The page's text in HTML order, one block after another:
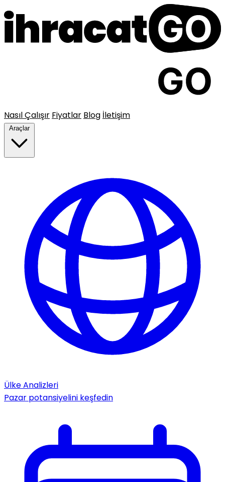
Nasıl Çalışır Fiyatlar Blog İletişim
Araçlar
Ülke Analizleri
Pazar potansiyelini keşfedin